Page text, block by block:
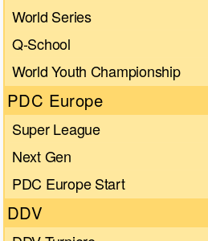
World Series
Q-School
World Youth Championship
PDC Europe
Super League
Next Gen
PDC Europe Start
DDV